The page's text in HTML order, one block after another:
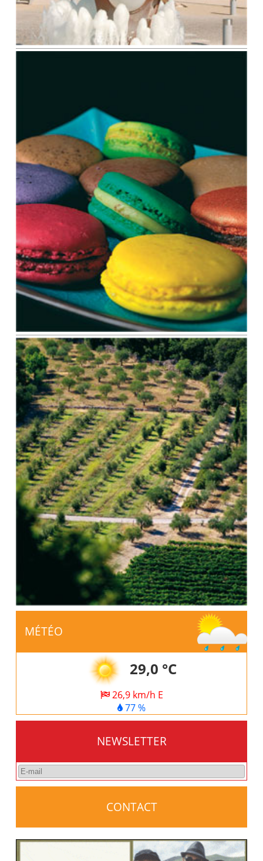
MÉTÉO
29,0 °C
26,9 km/h E
77 %
NEWSLETTER
CONTACT